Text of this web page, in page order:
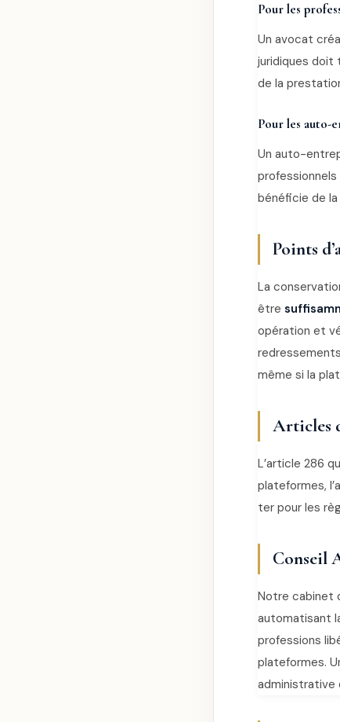
Pour les
Un avocat
juridiques doit
de la
Pour les auto-
Un auto-
bénéficie de
Points
La
être
opération et
même si la
Articles
L’article 286
plateformes,
ter pour les
Conseil
Notre cabinet
automatisant
professions
plateformes.
administrative